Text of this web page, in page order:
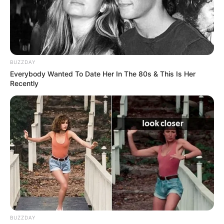
BUZZDAY
Everybody Wanted To Date Her In The 80s & This Is Her
Recently
BUZZDAY